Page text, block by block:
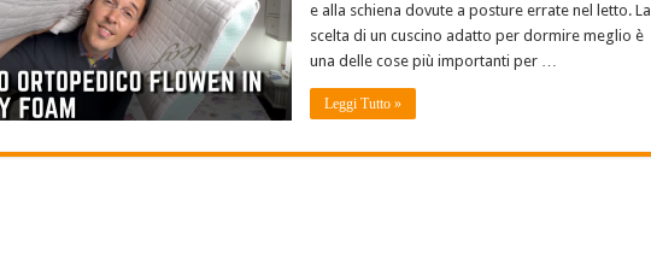
e alla schiena dovute a posture errate nel letto. La
scelta di un cuscino adatto per dormire meglio è
una delle cose più importanti per …
Leggi Tutto »